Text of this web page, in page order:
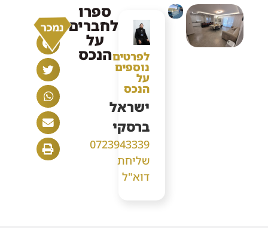
נמכר
לפרטים
נוספים
על
הנכס
ישראל
ברסקי
0723943339
שליחת
דוא"ל
ספרו
לחברים
על
הנכס